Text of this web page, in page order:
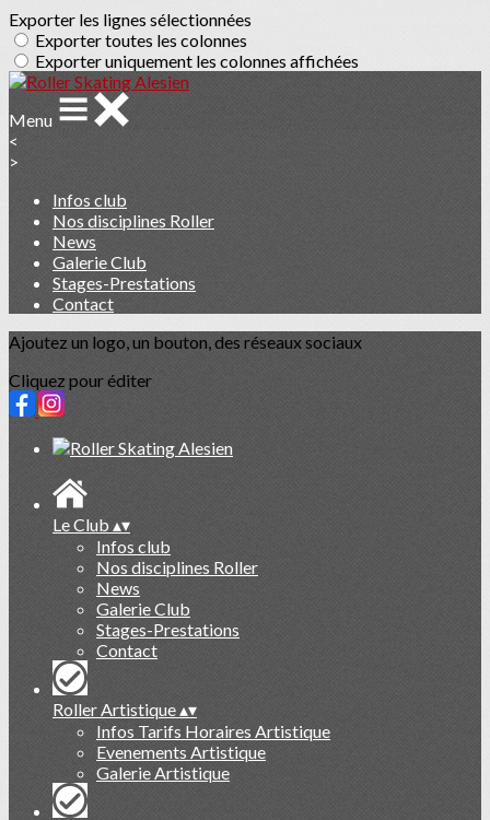
Exporter les lignes sélectionnées
Exporter toutes les colonnes
Exporter uniquement les colonnes affichées
Menu
<
>
Infos club
Nos disciplines Roller
News
Galerie Club
Stages-Prestations
Contact
Ajoutez un logo, un bouton, des réseaux sociaux
Cliquez pour éditer
Le Club▴▾
Infos club
Nos disciplines Roller
News
Galerie Club
Stages-Prestations
Contact
Roller Artistique▴▾
Infos Tarifs Horaires Artistique
Evenements Artistique
Galerie Artistique